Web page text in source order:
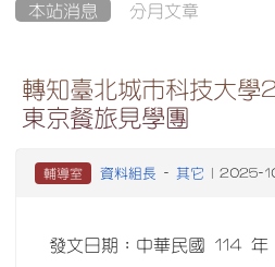
本站消息 分月文章
轉知臺北城市科技大
東京餐旅見學團
輔導室 資料組長 - 其它 | 2025-
發文日期：中華民國 114